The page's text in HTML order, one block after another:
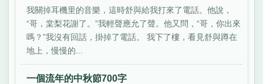
我關掉耳機里的音樂，這時舒與給我打來了電話。他說，
“哥，棠梨花謝了。”我輕聲應允了聲。他又問，“哥，你出來
嗎？”我沒有回話，掛掉了電話。 我下了樓，看見舒與蹲在
地上，慢慢的...
一個流年的中秋節700字